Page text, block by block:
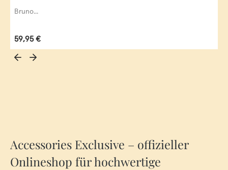
Bruno...
Regulärer Preis:
59,95 €
Accessories Exclusive – offizieller
Onlineshop für hochwertige